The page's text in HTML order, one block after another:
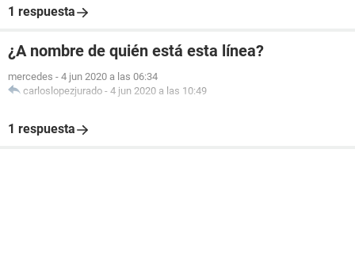
1 respuesta
¿A nombre de quién está esta línea?
mercedes - 4 jun 2020 a las 06:34
carloslopezjurado - 4 jun 2020 a las 10:49
1 respuesta